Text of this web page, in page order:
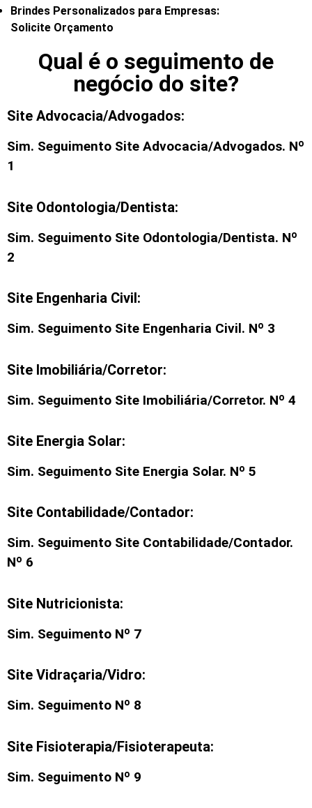
Brindes Personalizados para Empresas:
Solicite Orçamento
Qual é o seguimento de
negócio do site?
Site Advocacia/Advogados:
Sim. Seguimento Site Advocacia/Advogados. Nº
1
Site Odontologia/Dentista:
Sim. Seguimento Site Odontologia/Dentista. Nº
2
Site Engenharia Civil:
Sim. Seguimento Site Engenharia Civil. Nº 3
Site Imobiliária/Corretor:
Sim. Seguimento Site Imobiliária/Corretor. Nº 4
Site Energia Solar:
Sim. Seguimento Site Energia Solar. Nº 5
Site Contabilidade/Contador:
Sim. Seguimento Site Contabilidade/Contador.
Nº 6
Site Nutricionista:
Sim. Seguimento Nº 7
Site Vidraçaria/Vidro:
Sim. Seguimento Nº 8
Site Fisioterapia/Fisioterapeuta:
Sim. Seguimento Nº 9